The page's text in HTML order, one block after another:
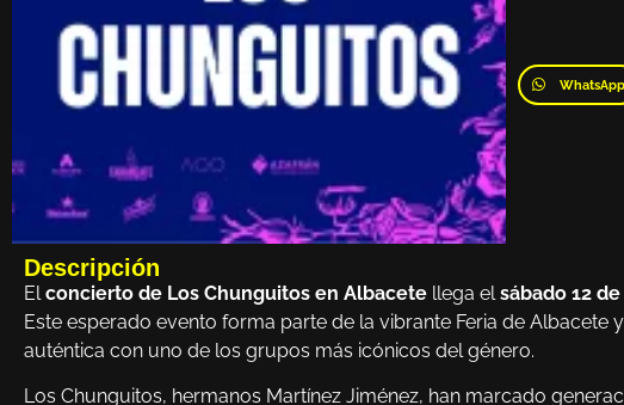
WhatsApp
Descripción
Elconcierto de Los Chunguitos en Albacete llega elsábado 12
Este esperado evento forma parte de la vibrante Feria de
auténtica con uno de los grupos más icónicos del género.
Los Chunguitos, hermanos Martínez Jiménez, han marcado